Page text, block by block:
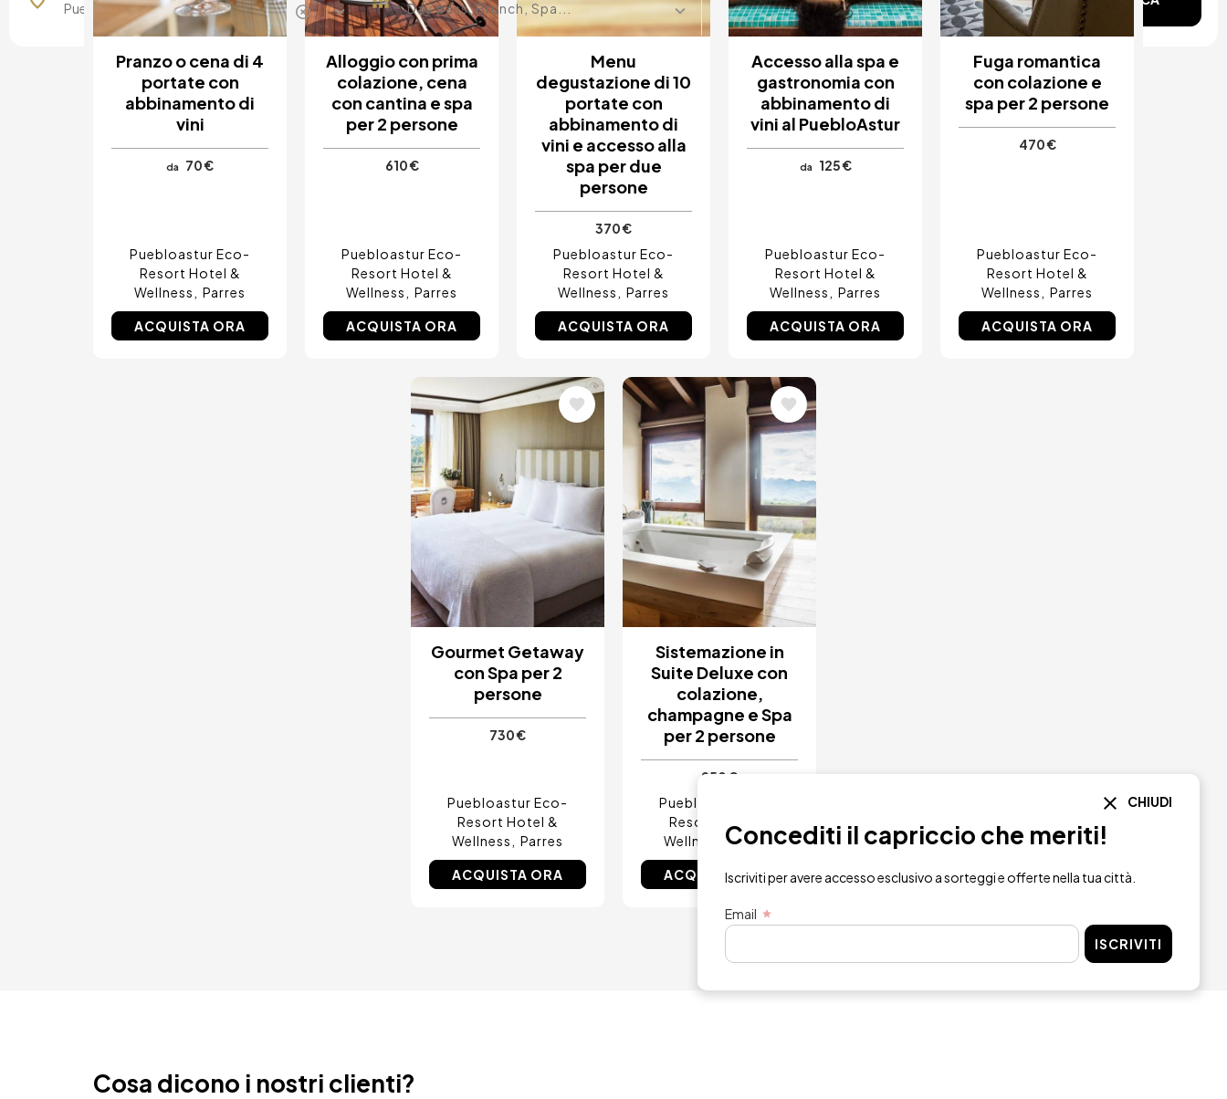
Madrid, Spagna
Gran Canaria, Spagna
Granada, Spagna
Oporto, Portugal
Day pass, Brunch, Spa...
Pranzo o cena di 4
portate con
abbinamento di
vini
da 70 €
Puebloastur Eco-
Resort Hotel &
Wellness
Parres
ACQUISTA ORA
Alloggio con prima
colazione, cena
con cantina e spa
per 2 persone
610 €
Puebloastur Eco-
Resort Hotel &
Wellness
Parres
ACQUISTA ORA
Menu
degustazione di 10
portate con
abbinamento di
vini e accesso alla
spa per due
persone
370 €
Puebloastur Eco-
Resort Hotel &
Wellness
Parres
ACQUISTA ORA
Accesso alla spa e
gastronomia con
abbinamento di
vini al PuebloAstur
da 125 €
Puebloastur Eco-
Resort Hotel &
Wellness
Parres
ACQUISTA ORA
Fuga romantica
con colazione e
spa per 2 persone
470 €
Puebloastur Eco-
Resort Hotel &
Wellness
Parres
ACQUISTA ORA
Immagine
Gourmet Getaway
con Spa per 2
persone
730 €
Puebloastur Eco-
Resort Hotel &
Wellness
Parres
ACQUISTA ORA
Immagine
Sistemazione in
Suite Deluxe con
colazione,
champagne e Spa
per 2 persone
950 €
Puebloastur Eco-
Resort Hotel &
Wellness
Parres
ACQUISTA ORA
Cosa dicono i nostri clienti?
CHIUDI
Concediti il capriccio che meriti!
Iscriviti per avere accesso esclusivo a sorteggi e offerte nella tua città.
Email
ISCRIVITI